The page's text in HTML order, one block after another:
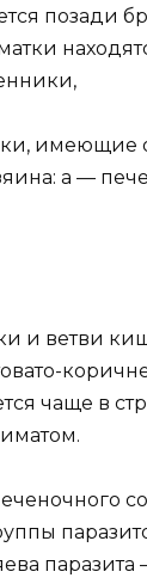
позади
имеющие
а —
и ветви
чаще в